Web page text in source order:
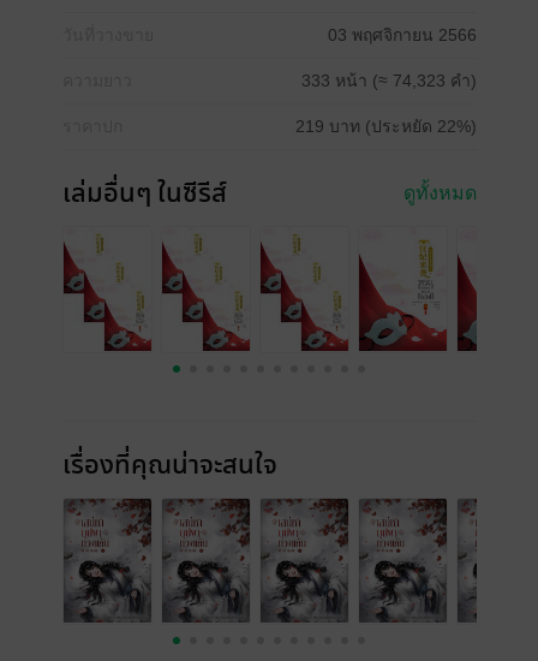
03 พฤศจิกายน 2566
333 หน้า (≈ 74,323 คำ)
219 บาท (ประหยัด 22%)
เล่มอื่นๆ ในซีรีส์ ดูทั้งหมด
เรื่องที่คุณน่าจะสนใจ